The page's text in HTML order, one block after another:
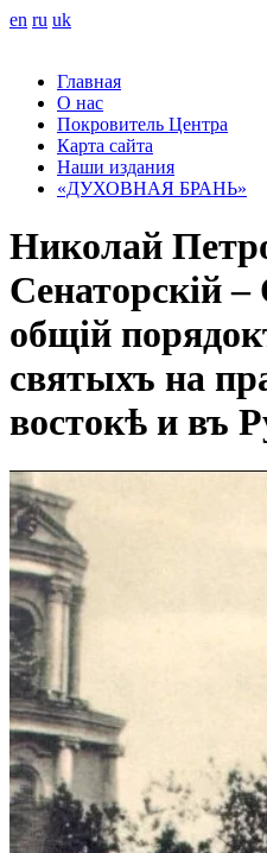
en ru uk
Главная
О нас
Покровитель Центра
Карта сайта
Наши издания
«ДУХОВНАЯ БРАНЬ»
Николай
Сенаторскій –
общій
святыхъ на
востокѣ и въ